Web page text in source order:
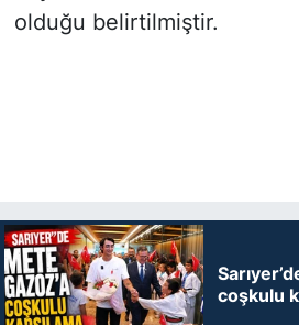
olduğu belirtilmiştir.
coşkulu